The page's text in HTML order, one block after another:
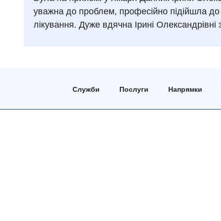
уважна до проблем, професійно підійшла до
лікування. Дуже вдячна Ірині
Служби Послуги Напрямки